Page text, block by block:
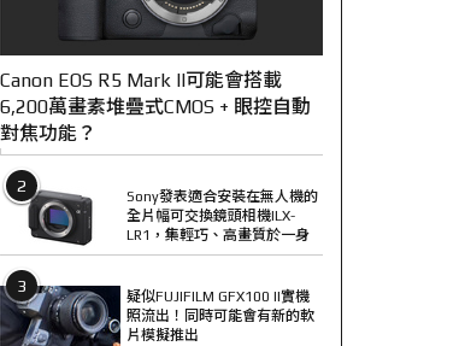
Canon EOS R5 Mark II可能會搭載
6,200萬畫素堆疊式CMOS + 眼控自動
對焦功能？
2
Sony發表適合安裝在無人機的
全片幅可交換鏡頭相機ILX-
LR1，集輕巧、高畫質於一身
3
疑似FUJIFILM GFX100 II實機
照流出！同時可能會有新的軟
片模擬推出